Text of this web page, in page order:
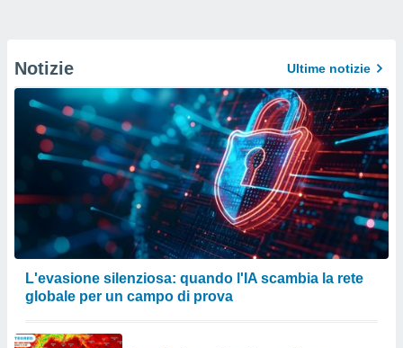
Notizie Ultime notizie
L'evasione silenziosa: quando l'IA scambia la rete
globale per un campo di prova